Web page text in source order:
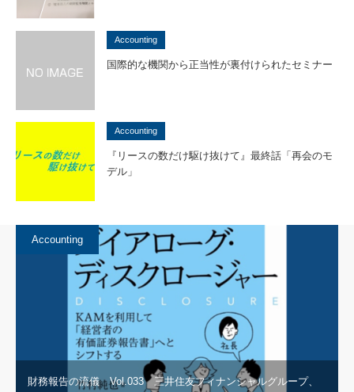
Accounting
国際的な機関から正当性が裏付けられたセミナー
Accounting
『リースの数だけ駆け抜けて』最終話「再会のモ
デル」
Accounting
財務報告の流儀 Vol.033 三井住友フィナンシャルグループ、